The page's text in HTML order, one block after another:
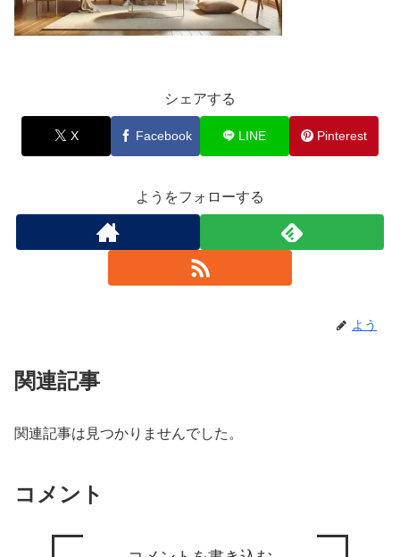
シェアする
X Facebook LINE Pinterest
ようをフォローする
よう
関連記事
関連記事は見つかりませんでした。
コメント